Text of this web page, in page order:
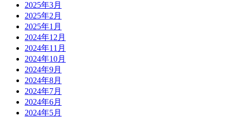
2025年3月
2025年2月
2025年1月
2024年12月
2024年11月
2024年10月
2024年9月
2024年8月
2024年7月
2024年6月
2024年5月